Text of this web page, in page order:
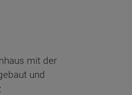
mit der
und